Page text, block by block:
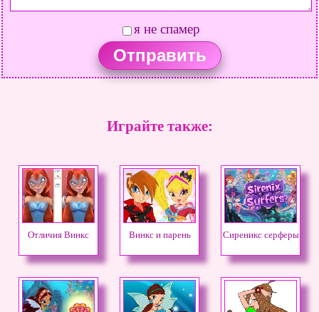
я не спамер
Играйте также:
Отличия Винкс Винкс и парень Сиреникс серферы